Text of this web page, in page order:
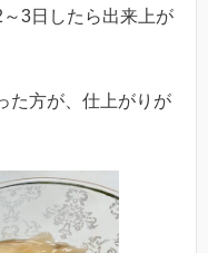
3日したら出来上が
た方が、仕上がりが